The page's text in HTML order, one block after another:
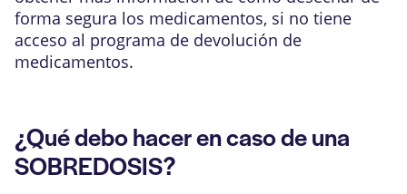
forma segura los medicamentos, si no tiene
acceso al programa de devolución de
medicamentos.
¿Qué debo hacer en caso de una
SOBREDOSIS?